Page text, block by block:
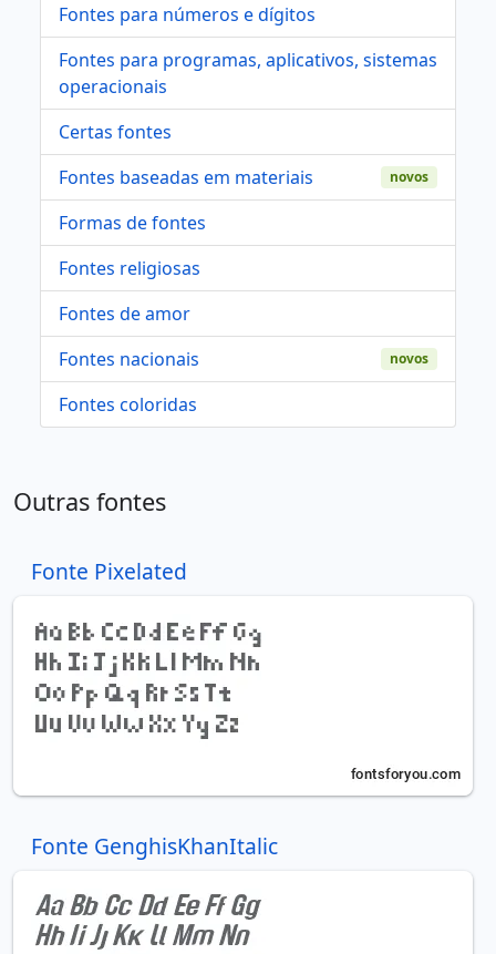
Fontes para números e dígitos
Fontes para programas, aplicativos, sistemas
operacionais
Certas fontes
Fontes baseadas em materiais
novos
Formas de fontes
Fontes religiosas
Fontes de amor
Fontes nacionais
novos
Fontes coloridas
Outras fontes
Fonte Pixelated
Fonte GenghisKhanItalic